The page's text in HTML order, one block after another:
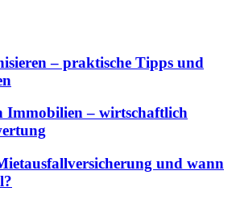
– praktische Tipps und
Immobilien – wirtschaftlich
und wann